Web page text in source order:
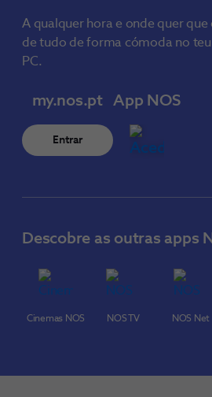
A qualquer hora e onde quer
de tudo de forma cómoda no
PC.
my.nos.pt
Entrar
App NOS
Descobre as outras apps
Cinemas NOS NOS TV NOS Net